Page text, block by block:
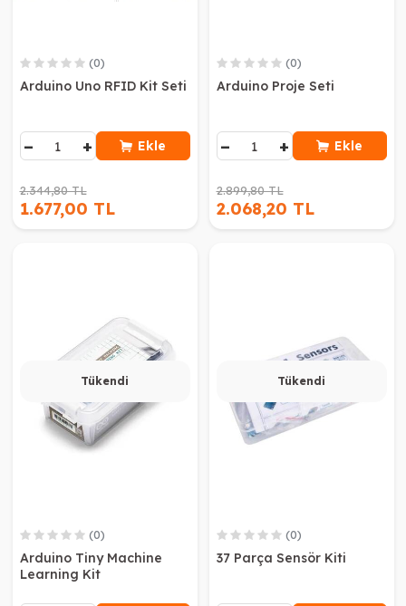
(0)
Arduino Uno RFID Kit Seti
− + Ekle
2.344,80 TL
1.677,00 TL
(0)
Arduino Proje Seti
− + Ekle
2.899,80 TL
2.068,20 TL
Tükendi
(0)
Arduino Tiny Machine
Learning Kit
Tükendi
(0)
37 Parça Sensör Kiti